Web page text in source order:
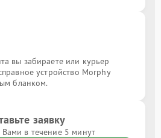
вы забираете или курьер
устройство Morphy
бланком.
заявку
Вами в течение 5 минут